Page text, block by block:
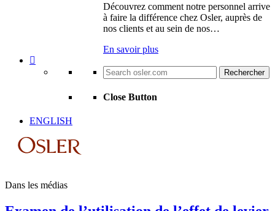
Découvrez comment notre personnel arrive
à faire la différence chez Osler, auprès de
nos clients et au sein de nos…
En savoir plus
Search
for:
Close Button
ENGLISH
Dans les médias